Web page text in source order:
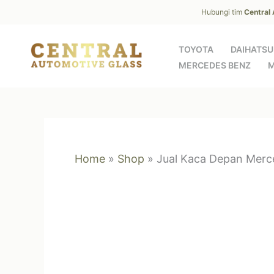
content
Hubungi tim Central
TOYOTA
DAIHATSU
MERCEDES BENZ
Home » Shop » Jual Kaca Depan